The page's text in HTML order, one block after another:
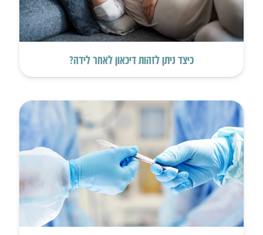
כיצד ניתן לזהות דיכאון לאחר לידה?